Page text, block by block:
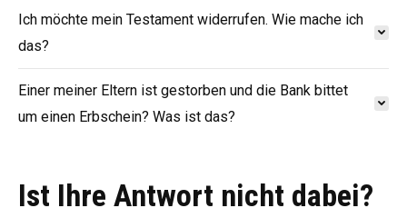
Ich möchte mein Testament widerrufen. Wie mache ich
das?
Einer meiner Eltern ist gestorben und die Bank bittet
um einen Erbschein? Was ist das?
Ist Ihre Antwort nicht dabei?